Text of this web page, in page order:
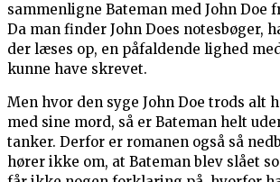
sammenligne Bateman med John Doe
Da man finder John Does notesbøger,
der læses op, en påfaldende lighed
kunne have skrevet.
Men hvor den syge John Doe trods alt
med sine mord, så er Bateman helt
tanker. Derfor er romanen også så
hører ikke om, at Bateman blev slået